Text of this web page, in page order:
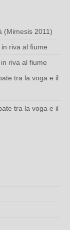
(Mimesis 2011)
riva al fiume
riva al fiume
tra la voga e il
tra la voga e il